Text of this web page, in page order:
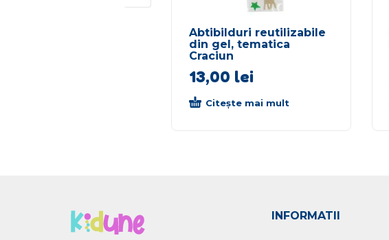
Abtibilduri reutilizabile
din gel, tematica
Craciun
13,00 lei
Citește mai mult
INFORMATII